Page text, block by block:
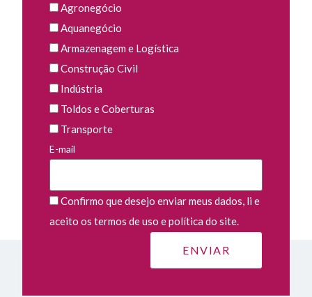
Agronegócio
Aquanegócio
Armazenagem e Logística
Construção Civil
Indústria
Toldos e Coberturas
Transporte
E-mail
Confirmo que desejo enviar meus dados, li e
aceito os termos de uso e política do site.